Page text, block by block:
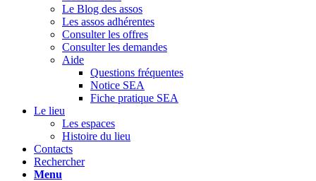
Le Blog des assos
Les assos adhérentes
Consulter les offres
Consulter les demandes
Aide
Questions fréquentes
Notice SEA
Fiche pratique SEA
Le lieu
Les espaces
Histoire du lieu
Contacts
Rechercher
Menu